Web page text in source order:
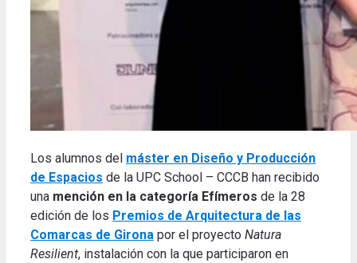
Los alumnos del máster en Diseño y Producción
de Espacios de la UPC School – CCCB han recibido
una mención en la categoría Efímeros de la 28
edición de los Premios de Arquitectura de las
Comarcas de Girona por el proyecto Natura
Resilient, instalación con la que participaron en